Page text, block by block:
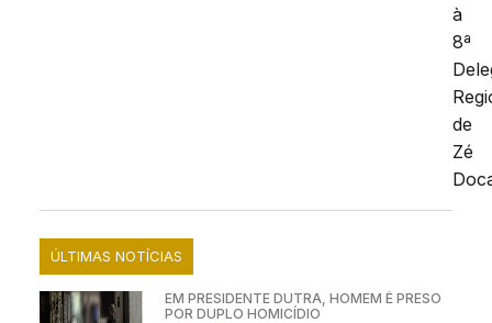
à
8ª
de
Zé
ÚLTIMAS NOTÍCIAS
EM PRESIDENTE DUTRA, HOMEM É PRESO
POR DUPLO HOMICÍDIO